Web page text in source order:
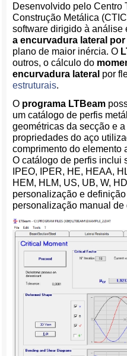
Desenvolvido pelo Centro
Construção Metálica
software dirigido à análise
a encurvadura lateral
plano de maior inércia. O
outros, o cálculo do
encurvadura lateral por
estruturais.
O programa LTBeam
um catálogo de perfis
geométricas da secção e
propriedades do aço
comprimento do elemento
O catálogo de perfis inclui
IPEO, IPER, HE, HEAA,
HEM, HLM, US, UB, W,
personalização e
personalização manual